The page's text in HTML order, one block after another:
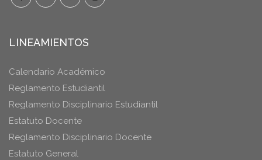
LINEAMIENTOS
Calendario Académico
Reglamento Estudiantil
Reglamento Disciplinario Estudiantil
Estatuto Docente
Reglamento Disciplinario Docente
Estatuto General